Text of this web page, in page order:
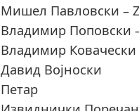
Мишел Павловски –
Владимир Поповски
Владимир Ковачески
Давид Војноски
Петар